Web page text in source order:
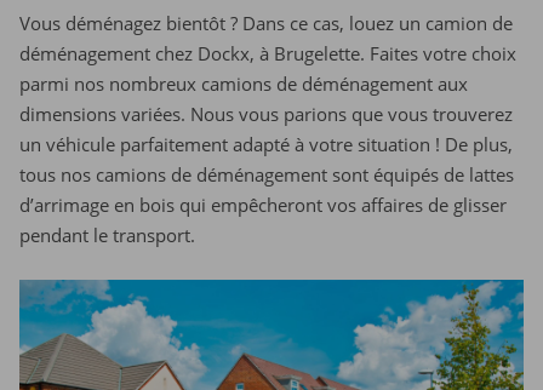
Vous déménagez bientôt ? Dans ce cas, louez un camion de
déménagement chez Dockx, à Brugelette. Faites votre choix
parmi nos nombreux camions de déménagement aux
dimensions variées. Nous vous parions que vous trouverez
un véhicule parfaitement adapté à votre situation ! De plus,
tous nos camions de déménagement sont équipés de lattes
d’arrimage en bois qui empêcheront vos affaires de glisser
pendant le transport.